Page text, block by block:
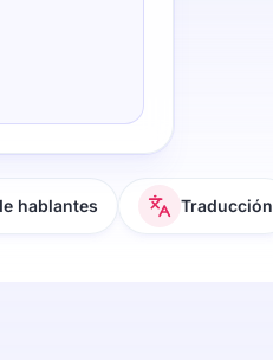
hablantes Traducción